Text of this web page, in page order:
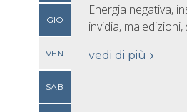
GIO
VEN
SAB
Energia negativa,
invidia,
vedi di più